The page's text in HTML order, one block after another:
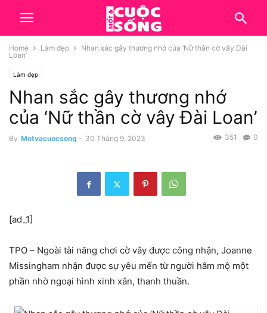
Home Làm đẹp
Nhan sắc gây thương nhớ của ‘Nữ thần cờ vây Đài
Loan’
Làm đẹp
Nhan sắc gây thương nhớ
của ‘Nữ thần cờ vây Đài Loan’
By Motvacuocsong - 30 Tháng 9, 2023 0
351
[ad_1]
TPO – Ngoài tài năng chơi cờ vây được công nhận, Joanne
Missingham nhận được sự yêu mến từ người hâm mộ một
phần nhờ ngoại hình xinh xắn, thanh thuần.